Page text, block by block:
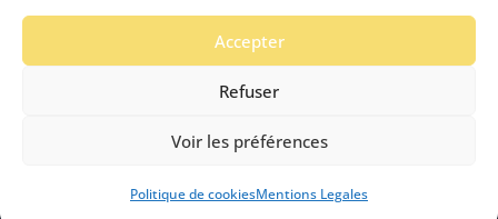
Accepter
Refuser
Voir les préférences
Politique de cookiesMentions Legales
Stardust Communication Copyright © 2019 -2024